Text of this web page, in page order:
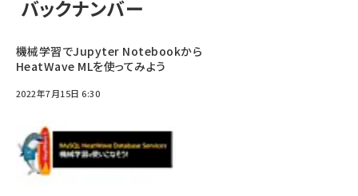
バックナンバー
機械学習でJupyter Notebookから
HeatWave MLを使ってみよう
2022年7月15日 6:30